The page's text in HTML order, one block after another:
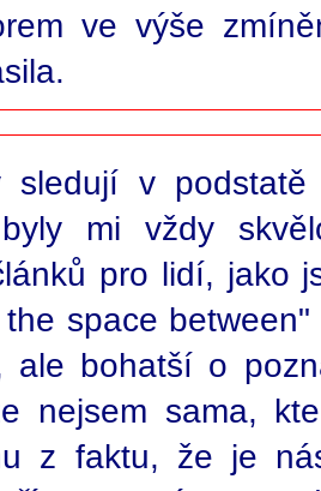
ve výše
sledují v
mi vždy
pro lidí, jako
space
ale bohatší o
nejsem sama,
z faktu, že je